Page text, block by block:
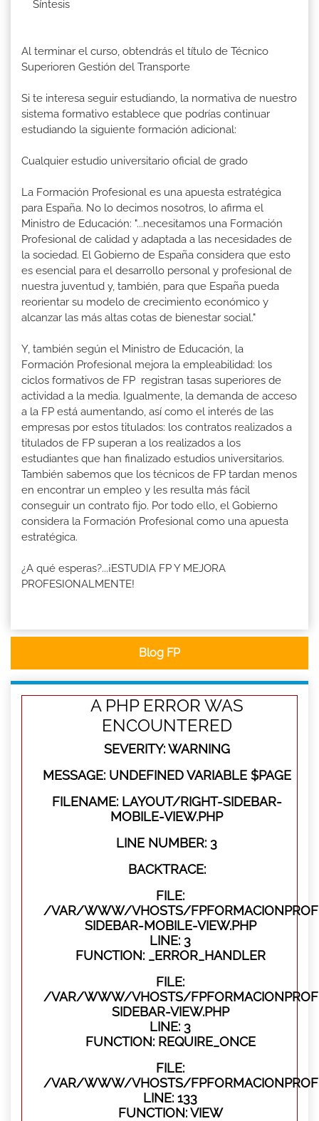
Síntesis
Al terminar el curso, obtendrás el título de Técnico
Superioren Gestión del Transporte
Si te interesa seguir estudiando, la normativa de nuestro
sistema formativo establece que podrías continuar
estudiando la siguiente formación adicional:
Cualquier estudio universitario oficial de grado
La Formación Profesional es una apuesta estratégica
para España. No lo decimos nosotros, lo afirma el
Ministro de Educación: "...necesitamos una Formación
Profesional de calidad y adaptada a las necesidades de
la sociedad. El Gobierno de España considera que esto
es esencial para el desarrollo personal y profesional de
nuestra juventud y, también, para que España pueda
reorientar su modelo de crecimiento económico y
alcanzar las más altas cotas de bienestar social."
Y, también según el Ministro de Educación, la
Formación Profesional mejora la empleabilidad: los
ciclos formativos de FP registran tasas superiores de
actividad a la media. Igualmente, la demanda de acceso
a la FP está aumentando, así como el interés de las
empresas por estos titulados: los contratos realizados a
titulados de FP superan a los realizados a los
estudiantes que han finalizado estudios universitarios.
También sabemos que los técnicos de FP tardan menos
en encontrar un empleo y les resulta más fácil
conseguir un contrato fijo. Por todo ello, el Gobierno
considera la Formación Profesional como una apuesta
estratégica.
¿A qué esperas?...¡ESTUDIA FP Y MEJORA
PROFESIONALMENTE!
Blog FP
A PHP ERROR WAS
ENCOUNTERED
SEVERITY: WARNING
MESSAGE: UNDEFINED VARIABLE $PAGE
FILENAME: LAYOUT/RIGHT-SIDEBAR-
MOBILE-VIEW.PHP
LINE NUMBER: 3
BACKTRACE:
FILE:
/VAR/WWW/VHOSTS/
SIDEBAR-MOBILE-VIEW.PHP
LINE: 3
FUNCTION: _ERROR_HANDLER
FILE:
/VAR/WWW/VHOSTS/
SIDEBAR-VIEW.PHP
LINE: 3
FUNCTION: REQUIRE_ONCE
FILE:
/VAR/WWW/VHOSTS/
LINE: 133
FUNCTION: VIEW